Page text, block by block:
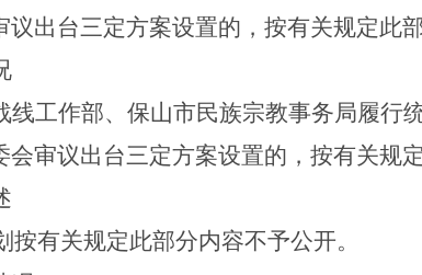
议出台三定方案设置的，按有关规定此
线工作部、保山市民族宗教事务局履行
审议出台三定方案设置的，按有关规
按有关规定此部分内容不予公开。